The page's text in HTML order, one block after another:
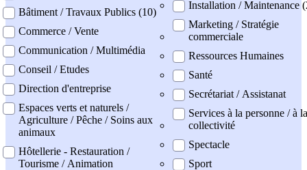
Bâtiment / Travaux Publics (10)
Commerce / Vente
Communication / Multimédia
Conseil / Etudes
Direction d'entreprise
Espaces verts et naturels /
Agriculture / Pêche / Soins aux
animaux
Hôtellerie - Restauration /
Tourisme / Animation
Installation / Maintenance
Marketing / Stratégie
commerciale
Ressources Humaines
Santé
Secrétariat / Assistanat
Services à la personne / à la
collectivité
Spectacle
Sport